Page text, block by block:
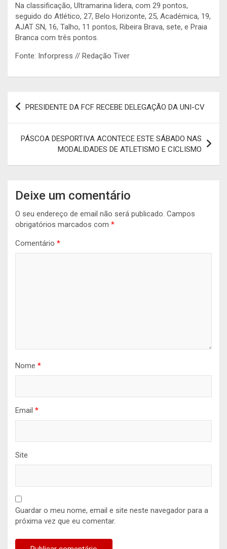
Na classificação, Ultramarina lidera, com 29 pontos,
seguido do Atlético, 27, Belo Horizonte, 25, Académica, 19,
AJAT SN, 16, Talho, 11 pontos, Ribeira Brava, sete, e Praia
Branca com três pontos.
Fonte: Inforpress // Redação Tiver
Navegação
artigos
PRESIDENTE DA FCF RECEBE DELEGAÇÃO DA UNI-CV
PÁSCOA DESPORTIVA ACONTECE ESTE SÁBADO NAS
MODALIDADES DE ATLETISMO E CICLISMO
Deixe um comentário
O seu endereço de email não será publicado. Campos
obrigatórios marcados com *
Comentário *
Nome *
Email *
Site
Guardar o meu nome, email e site neste navegador para a
próxima vez que eu comentar.